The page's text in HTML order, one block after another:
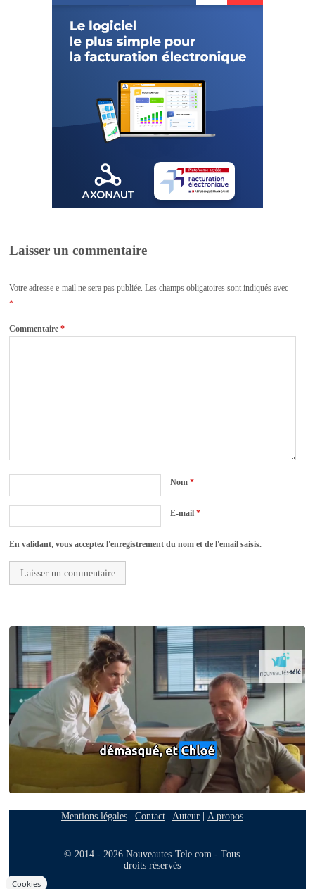
Laisser un commentaire
Votre adresse e-mail ne sera pas publiée. Les champs obligatoires sont indiqués avec
*
Commentaire*
Nom*
E-mail*
En validant, vous acceptez l'enregistrement du nom et de l'email saisis.
Mentions légales| Contact| Auteur| A propos
© 2014 - 2026 Nouveautes-Tele.com - Tous
droits réservés
Cookies